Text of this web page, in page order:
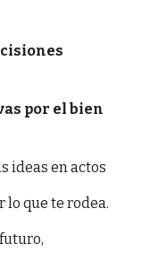
por el bien
ideas en actos
que te rodea.